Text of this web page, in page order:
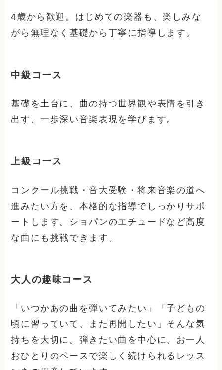
4歳から歓迎。はじめての楽器も、楽しみな
がら無理なく基礎から丁寧に指導します。
中級コース
基礎を土台に、曲の持つ世界観や表情を引き
出す、一歩深い音楽表現を学びます。
上級コース
コンクール挑戦・音大受験・将来音楽の道へ
進みたい方を、本格的な指導でしっかりサポ
ートします。ショパンのエチュードなど高度
な曲にも挑戦できます。
大人の趣味コース
「いつかあの曲を弾いてみたい」「子どもの
頃に習っていて、また再開したい」そんな気
持ちを大切に。弾きたい曲を中心に、お一人
おひとりのペースで楽しく続けられるレッス